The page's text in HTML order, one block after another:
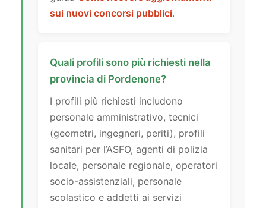
sui nuovi concorsi pubblici.
Quali profili sono più richiesti nella
provincia di Pordenone?
I profili più richiesti includono
personale amministrativo, tecnici
(geometri, ingegneri, periti), profili
sanitari per l’ASFO, agenti di polizia
locale, personale regionale, operatori
socio-assistenziali, personale
scolastico e addetti ai servizi